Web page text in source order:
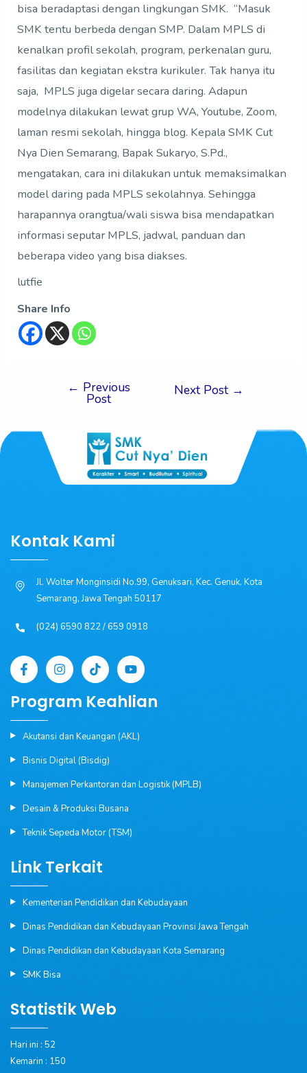
bisa beradaptasi dengan lingkungan SMK. “Masuk
SMK tentu berbeda dengan SMP. Dalam MPLS di
kenalkan profil sekolah, program, perkenalan guru,
fasilitas dan kegiatan ekstra kurikuler. Tak hanya itu
saja, MPLS juga digelar secara daring. Adapun
modelnya dilakukan lewat grup WA, Youtube, Zoom,
laman resmi sekolah, hingga blog. Kepala SMK Cut
Nya Dien Semarang, Bapak Sukaryo, S.Pd.,
mengatakan, cara ini dilakukan untuk memaksimalkan
model daring pada MPLS sekolahnya. Sehingga
harapannya orangtua/wali siswa bisa mendapatkan
informasi seputar MPLS, jadwal, panduan dan
beberapa video yang bisa diakses.
lutfie
Share Info
← Previous
Post
Next Post →
Kontak Kami
Jl. Wolter Monginsidi No.99, Genuksari, Kec. Genuk, Kota
Semarang, Jawa Tengah 50117
(024) 6590 822 / 659 0918
Program Keahlian
Akutansi dan Keuangan (AKL)
Bisnis Digital (Bisdig)
Manajemen Perkantoran dan Logistik (MPLB)
Desain & Produksi Busana
Teknik Sepeda Motor (TSM)
Link Terkait
Kementerian Pendidikan dan Kebudayaan
Dinas Pendidikan dan Kebudayaan Provinsi Jawa Tengah
Dinas Pendidikan dan Kebudayaan Kota Semarang
SMK Bisa
Statistik Web
Hari ini : 52
Kemarin : 150